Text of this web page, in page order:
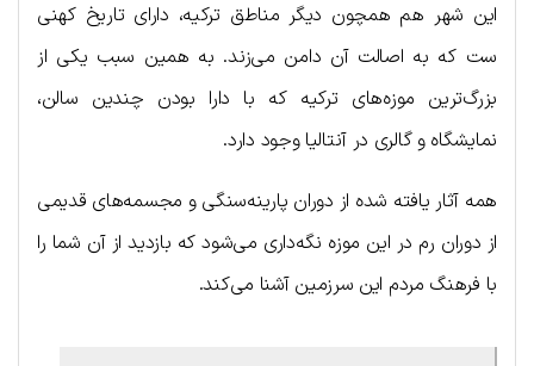
این شهر هم همچون دیگر مناطق ترکیه، دارای تاریخ کهنی
ست که به اصالت آن دامن می‌زند. به همین سبب یکی از
بزرگ‌ترین موزه‌های ترکیه که با دارا بودن چندین سالن،
نمایشگاه و گالری در آنتالیا وجود دارد.
همه آثار یافته شده از دوران پارینه‌سنگی و مجسمه‌های قدیمی
از دوران رم در این موزه نگه‌داری می‌شود که بازدید از آن شما را
با فرهنگ مردم این سرزمین آشنا می‌کند.